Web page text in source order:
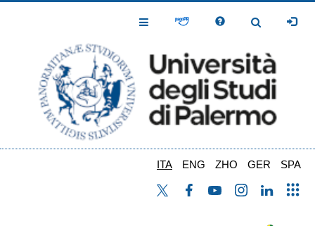
Toggle
Toggle
ITA ENG ZHO GER SPA